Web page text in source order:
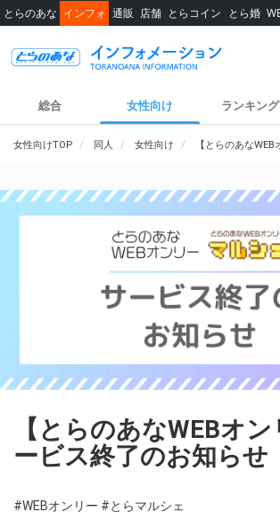
とらのあな インフォ 通販 店舗 とらコイン とら婚
総合 女性向け ランキング
女性向けTOP 同人 女性向け 【とらのあな
【とらのあなWEBオ
ービス終了のお知らせ
#WEBオンリー #とらマルシェ